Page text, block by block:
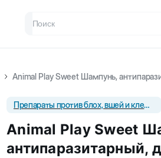
Animal Play Sweet Шампунь,
Препараты против блох, вшей и клещей
Animal Play Sweet
антипаразитарный,